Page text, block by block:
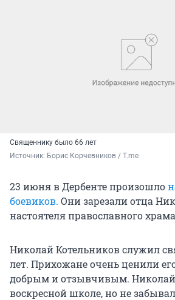
Священнику было 66 лет
Источник: Борис Корчевников / T.me
23 июня в Дербенте произошло
боевиков. Они зарезали отца
настоятеля православного
Николай Котельников служил
лет. Прихожане очень ценили
добрым и отзывчивым. Николай
воскресной школе, но не